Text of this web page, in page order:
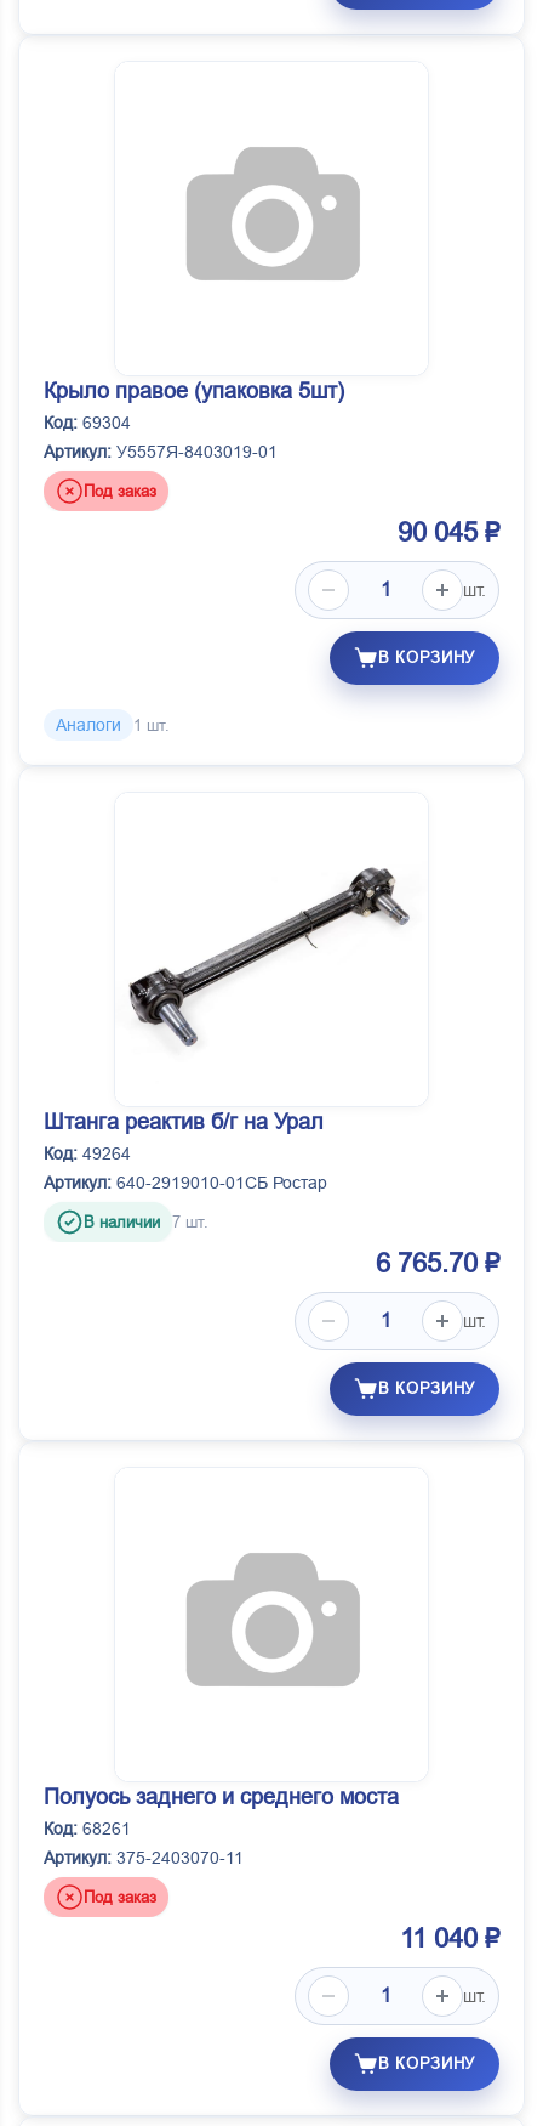
Крыло правое (упаковка 5шт)
Код: 69304
Артикул: У5557Я-8403019-01
Под заказ
90 045 ₽
шт.
В КОРЗИНУ
Аналоги 1 шт.
Штанга реактив б/г на Урал
Код: 49264
Артикул: 640-2919010-01СБ Ростар
В наличии 7 шт.
6 765.70 ₽
шт.
В КОРЗИНУ
Полуось заднего и среднего моста
Код: 68261
Артикул: 375-2403070-11
Под заказ
11 040 ₽
шт.
В КОРЗИНУ